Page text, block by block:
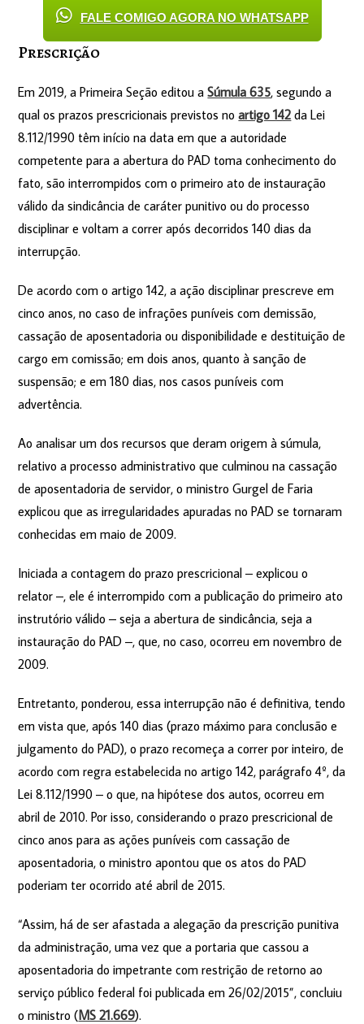
FALE COMIGO AGORA NO WHATSAPP
Prescrição
Em 2019, a Primeira Seção editou aSúmula 635, segundo a
qual os prazos prescricionais previstos noartigo 142 da Lei
8.112/1990 têm início na data em que a autoridade
competente para a abertura do PAD toma conhecimento do
fato, são interrompidos com o primeiro ato de instauração
válido da sindicância de caráter punitivo ou do processo
disciplinar e voltam a correr após decorridos 140 dias da
interrupção.
De acordo com o artigo 142, a ação disciplinar prescreve em
cinco anos, no caso de infrações puníveis com demissão,
cassação de aposentadoria ou disponibilidade e destituição de
cargo em comissão; em dois anos, quanto à sanção de
suspensão; e em 180 dias, nos casos puníveis com
advertência.
Ao analisar um dos recursos que deram origem à súmula,
relativo a processo administrativo que culminou na cassação
de aposentadoria de servidor, o ministro Gurgel de Faria
explicou que as irregularidades apuradas no PAD se tornaram
conhecidas em maio de 2009.
Iniciada a contagem do prazo prescricional – explicou o
relator –, ele é interrompido com a publicação do primeiro ato
instrutório válido – seja a abertura de sindicância, seja a
instauração do PAD –, que, no caso, ocorreu em novembro de
2009.
Entretanto, ponderou, essa interrupção não é definitiva, tendo
em vista que, após 140 dias (prazo máximo para conclusão e
julgamento do PAD), o prazo recomeça a correr por inteiro, de
acordo com regra estabelecida no artigo 142, parágrafo 4º, da
Lei 8.112/1990 – o que, na hipótese dos autos, ocorreu em
abril de 2010. Por isso, considerando o prazo prescricional de
cinco anos para as ações puníveis com cassação de
aposentadoria, o ministro apontou que os atos do PAD
poderiam ter ocorrido até abril de 2015.
“Assim, há de ser afastada a alegação da prescrição punitiva
da administração, uma vez que a portaria que cassou a
aposentadoria do impetrante com restrição de retorno ao
serviço público federal foi publicada em 26/02/2015”, concluiu
o ministro (MS 21.669).